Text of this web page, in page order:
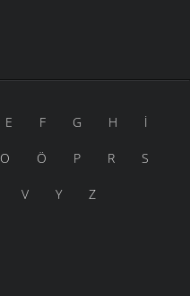
E F G H İ
O Ö P R S
V Y Z